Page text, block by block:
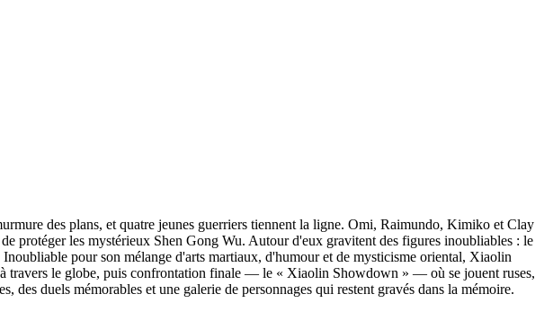
des plans, et quatre jeunes guerriers tiennent la ligne. Omi, Raimundo, Kimiko et Clay
les mystérieux Shen Gong Wu. Autour d'eux gravitent des figures inoubliables : le
pour son mélange d'arts martiaux, d'humour et de mysticisme oriental, Xiaolin
travers le globe, puis confrontation finale — le « Xiaolin Showdown » — où se jouent ruses,
des duels mémorables et une galerie de personnages qui restent gravés dans la mémoire.